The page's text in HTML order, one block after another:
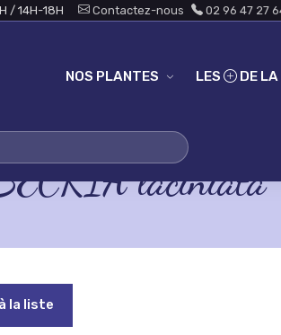
/ 14H-18H Contactez-nous 02 96 47 27
NOS PLANTES LES DE LA
laciniata
la liste